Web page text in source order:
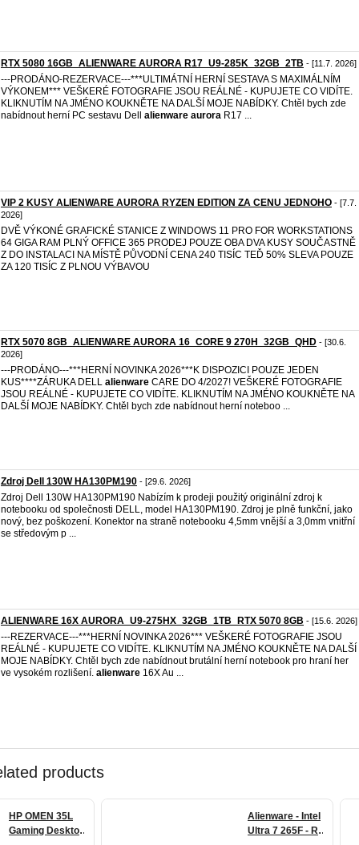
RTX 5080 16GB_ALIENWARE AURORA R17_U9-285K_32GB_2TB - [11.7. 2026]
---PRODÁNO-REZERVACE---***ULTIMÁTNÍ HERNÍ SESTAVA S MAXIMÁLNÍM
VÝKONEM*** VEŠKERÉ FOTOGRAFIE JSOU REÁLNÉ - KUPUJETE CO VIDÍTE.
KLIKNUTÍM NA JMÉNO KOUKNĚTE NA DALŠÍ MOJE NABÍDKY. Chtěl bych zde
nabídnout herní PC sestavu Dell alienware aurora R17 ...
VIP 2 KUSY ALIENWARE AURORA RYZEN EDITION ZA CENU JEDNOHO - [7.7.
2026]
DVĚ VÝKONÉ GRAFICKÉ STANICE Z WINDOWS 11 PRO FOR WORKSTATIONS
64 GIGA RAM PLNÝ OFFICE 365 PRODEJ POUZE OBA DVA KUSY SOUČASTNĚ
Z DO INSTALACI NA MÍSTĚ PŮVODNÍ CENA 240 TISÍC TEĎ 50% SLEVA POUZE
ZA 120 TISÍC Z PLNOU VÝBAVOU
RTX 5070 8GB_ALIENWARE AURORA 16_CORE 9 270H_32GB_QHD - [30.6.
2026]
---PRODÁNO---***HERNÍ NOVINKA 2026***K DISPOZICI POUZE JEDEN
KUS****ZÁRUKA DELL alienware CARE DO 4/2027! VEŠKERÉ FOTOGRAFIE
JSOU REÁLNÉ - KUPUJETE CO VIDÍTE. KLIKNUTÍM NA JMÉNO KOUKNĚTE NA
DALŠÍ MOJE NABÍDKY. Chtěl bych zde nabídnout herní noteboo ...
Zdroj Dell 130W HA130PM190 - [29.6. 2026]
Zdroj Dell 130W HA130PM190 Nabízím k prodeji použitý originální zdroj k
notebooku od společnosti DELL, model HA130PM190. Zdroj je plně funkční, jako
nový, bez poškození. Konektor na straně notebooku 4,5mm vnější a 3,0mm vnitřní
se středovým p ...
ALIENWARE 16X AURORA_U9-275HX_32GB_1TB_RTX 5070 8GB - [15.6. 2026]
---REZERVACE---***HERNÍ NOVINKA 2026*** VEŠKERÉ FOTOGRAFIE JSOU
REÁLNÉ - KUPUJETE CO VIDÍTE. KLIKNUTÍM NA JMÉNO KOUKNĚTE NA DALŠÍ
MOJE NABÍDKY. Chtěl bych zde nabídnout brutální herní notebook pro hraní her
ve vysokém rozlišení. alienware 16X Au ...